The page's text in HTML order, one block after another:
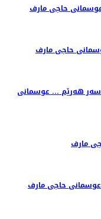
حاجی مارف
حاجی مارف
سەر هەرێم ... عوسمانی
مارف
حاجی مارف